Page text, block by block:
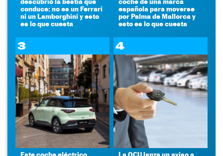
conduce: no es un Ferrari
ni un Lamborghini y esto
es lo que cuesta
española para moverse
por Palma de Mallorca y
esto es lo que cuesta
3
Este coche eléctrico
4
La OCU lanza un aviso a